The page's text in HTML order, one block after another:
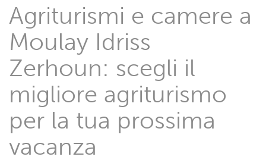
Agriturismi e camere a
Moulay Idriss
Zerhoun: scegli il
migliore agriturismo
per la tua prossima
vacanza